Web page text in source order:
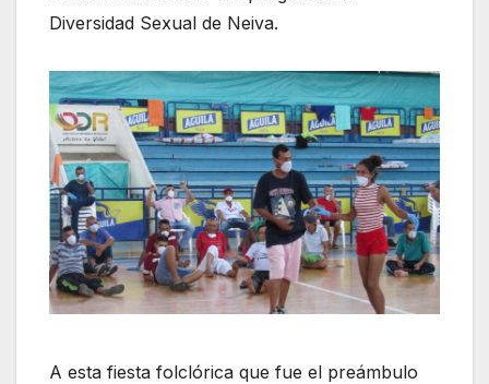
Diversidad Sexual de Neiva.
A esta fiesta folclórica que fue el preámbulo